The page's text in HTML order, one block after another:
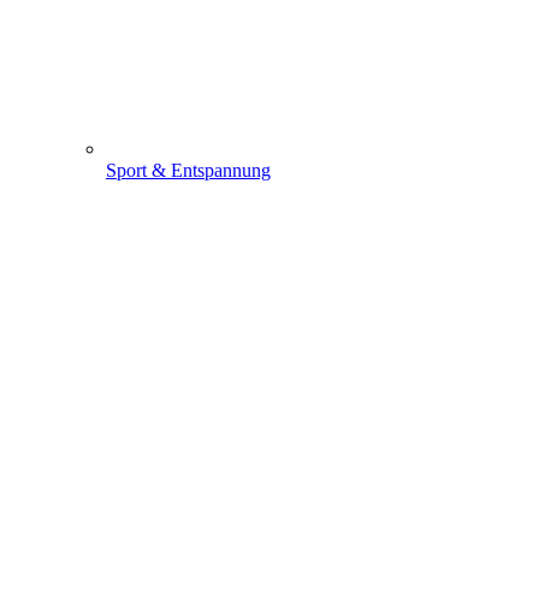
Sport & Entspannung